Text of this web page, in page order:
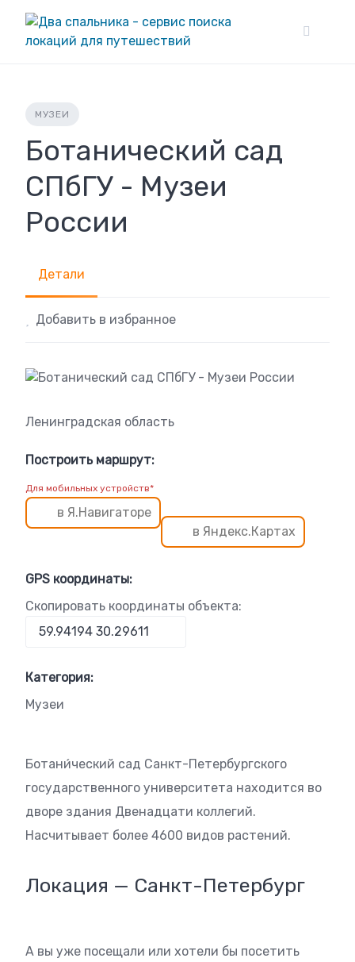
content
МУЗЕИ
Ботанический сад
СПбГУ - Музеи
России
Детали
Добавить в избранное
Ленинградская область
Построить маршрут:
Для мобильных устройств*
в Я.Навигаторе
в Яндекс.Картах
GPS координаты:
Скопировать координаты объекта:
Категория:
Музеи
Ботани́ческий сад Санкт-Петербургского
государственного университета находится во
дворе здания Двенадцати коллегий.
Насчитывает более 4600 видов растений.
Локация — Санкт-Петербург
А вы уже посещали или хотели бы посетить